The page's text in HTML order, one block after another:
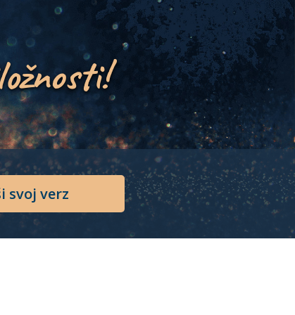
svoj verz